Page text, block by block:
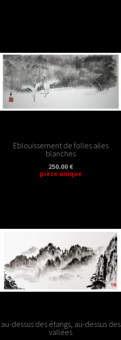
Eblouissement de folles ailes
blanches
250.00 €
pièce unique
au-dessus des étangs, au-dessus des
vallées